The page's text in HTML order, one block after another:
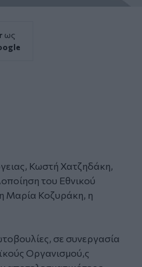
ως
Κωστή Χατζηδάκη,
του Εθνικού
Μαρία Κοζυράκη, η
σε συνεργασία
Οργανισμού,ς